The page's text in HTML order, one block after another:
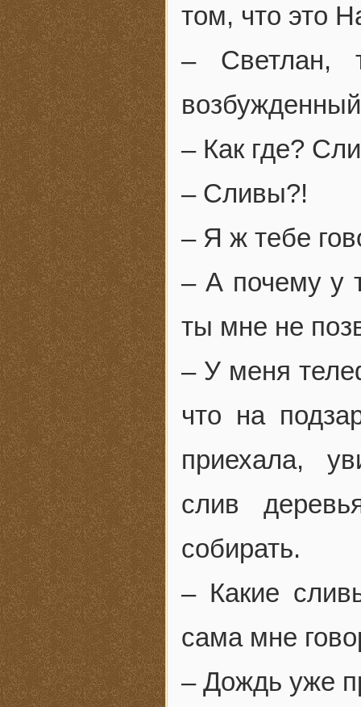
том, что это
– Светлан,
– Как где?
– Сливы?!
– Я ж тебе
– А почему у
ты мне не
– У меня
что на
приехала,
слив
собирать.
– Какие
сама мне
– Дождь уже